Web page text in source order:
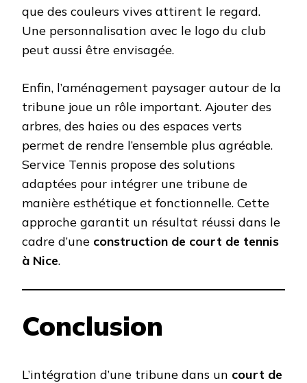
que des couleurs vives attirent le regard.
Une personnalisation avec le logo du club
peut aussi être envisagée.
Enfin, l’aménagement paysager autour de la
tribune joue un rôle important. Ajouter des
arbres, des haies ou des espaces verts
permet de rendre l’ensemble plus agréable.
Service Tennis propose des solutions
adaptées pour intégrer une tribune de
manière esthétique et fonctionnelle. Cette
approche garantit un résultat réussi dans le
cadre d’une construction de court de tennis
à Nice.
Conclusion
L’intégration d’une tribune dans un court de